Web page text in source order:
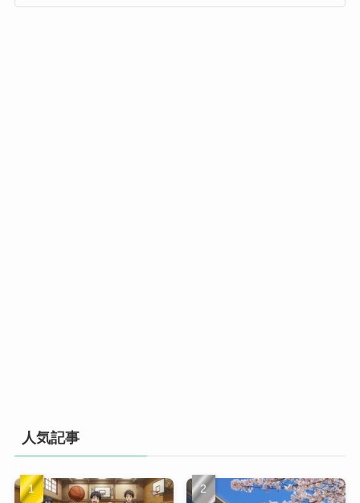
人気記事